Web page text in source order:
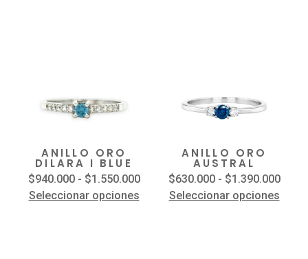
ANILLO ORO
DILARA I BLUE
$940.000 - $1.550.000
Seleccionar opciones
ANILLO ORO
AUSTRAL
$630.000 - $1.390.000
Seleccionar opciones